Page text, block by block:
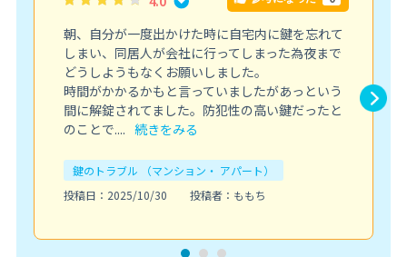
朝、自分が一度出かけた時に自宅内に鍵を忘れて
しまい、同居人が会社に行ってしまった為夜まで
どうしようもなくお願いしました。
時間がかかるかもと言っていましたがあっという
間に解錠されてました。防犯性の高い鍵だったと
のことで.... 続きをみる
鍵のトラブル （マンション・ アパート）
投稿日：2025/10/30
投稿者：ももち